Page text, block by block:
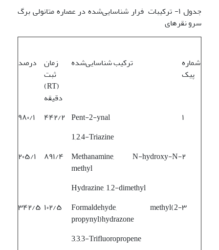
جدول ۱- ترکیبات فرار شناسایی‌شده در عصاره متانولی برگ
سرو نقره­ای
درصد زمان
ثبت
(RT)
دقیقه
ترکیب شناسایی‌شده
شماره
پیک
۹۸۰/۱ ۴۴۲/۲ Pent-2-ynal
1,2,4-Triazine
۱
۲۰۵/۱ ۸۹۱/۴ Methanamine, N-hydroxy-N-
methyl
Hydrazine, 1,2-dimethyl
۲
۳۴۲/۵ ۱۰۲/۵
Formaldehyde, methyl(2-
propynyl)hydrazone
3,3,3-Trifluoropropene
۳